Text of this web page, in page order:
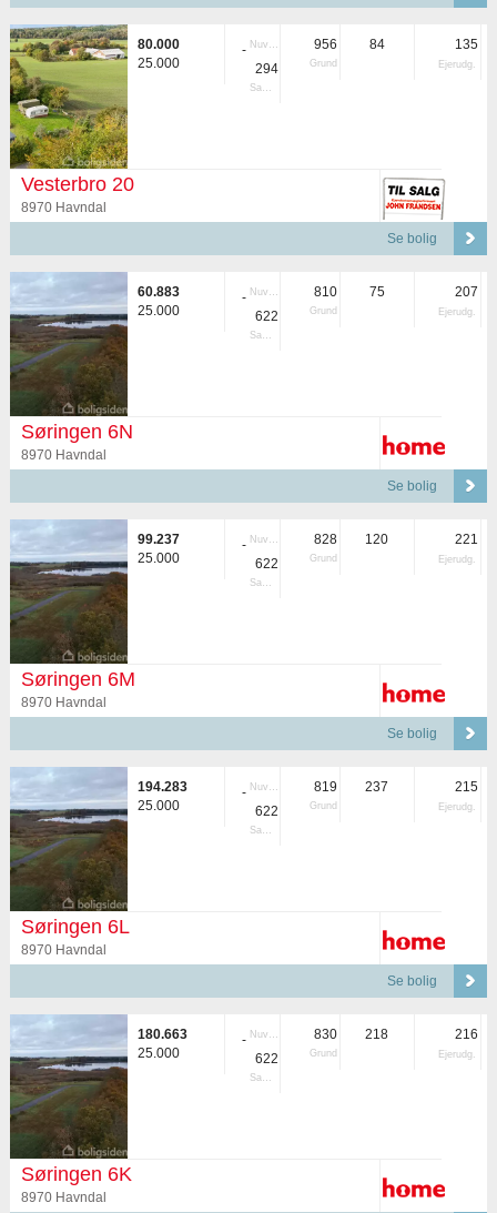
80.000
25.000
- Nuvær.
294
Samlet
956
Grund
84 135
Ejerudg.
Vesterbro 20
8970 Havndal
Se bolig
60.883
25.000
- Nuvær.
622
Samlet
810
Grund
75 207
Ejerudg.
Søringen 6N
8970 Havndal
Se bolig
99.237
25.000
- Nuvær.
622
Samlet
828
Grund
120 221
Ejerudg.
Søringen 6M
8970 Havndal
Se bolig
194.283
25.000
- Nuvær.
622
Samlet
819
Grund
237 215
Ejerudg.
Søringen 6L
8970 Havndal
Se bolig
180.663
25.000
- Nuvær.
622
Samlet
830
Grund
218 216
Ejerudg.
Søringen 6K
8970 Havndal